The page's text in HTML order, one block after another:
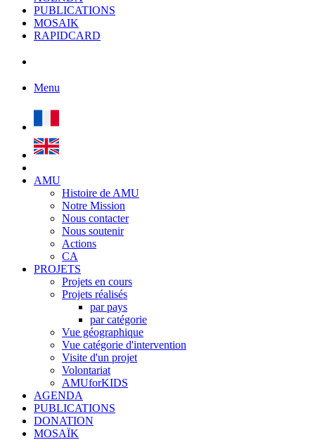
PUBLICATIONS
MOSAIK
RAPIDCARD
Menu
AMU
Histoire de AMU
Notre Mission
Nous contacter
Nous soutenir
Actions
CA
PROJETS
Projets en cours
Projets réalisés
par pays
par catégorie
Vue géographique
Vue catégorie d'intervention
Visite d'un projet
Volontariat
AMUforKIDS
AGENDA
PUBLICATIONS
DONATION
MOSAÏK